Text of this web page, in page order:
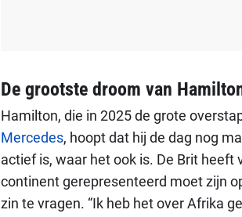
De grootste droom van
Hamilton, die in 2025 de grote
Mercedes, hoopt dat hij de dag nog
actief is, waar het ook is. De Brit
continent gerepresenteerd moet zijn
zin te vragen. “Ik heb het over Afrika